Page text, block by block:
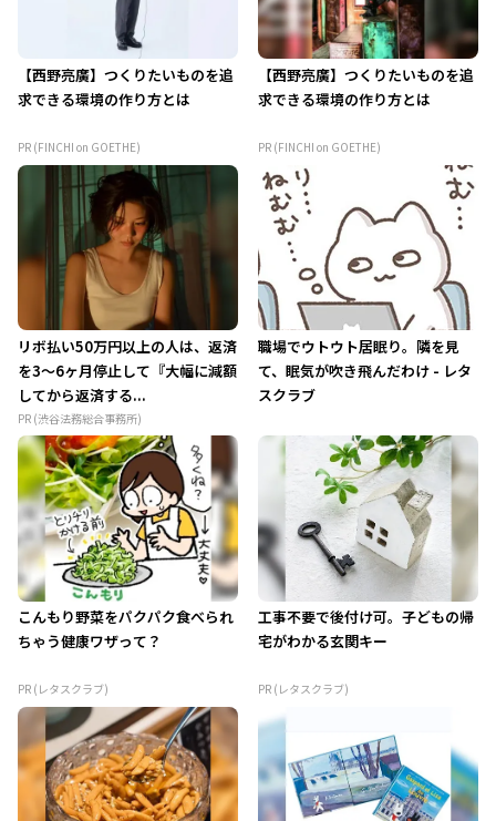
【西野亮廣】つくりたいものを追
求できる環境の作り方とは
PR (FINCHI on GOETHE)
【西野亮廣】つくりたいものを追
求できる環境の作り方とは
PR (FINCHI on GOETHE)
リボ払い50万円以上の人は、返済
を3～6ヶ月停止して『大幅に減額
してから返済する...
PR (渋谷法務総合事務所)
職場でウトウト居眠り。隣を見
て、眠気が吹き飛んだわけ - レタ
スクラブ
こんもり野菜をパクパク食べられ
ちゃう健康ワザって？
PR (レタスクラブ)
工事不要で後付け可。子どもの帰
宅がわかる玄関キー
PR (レタスクラブ)